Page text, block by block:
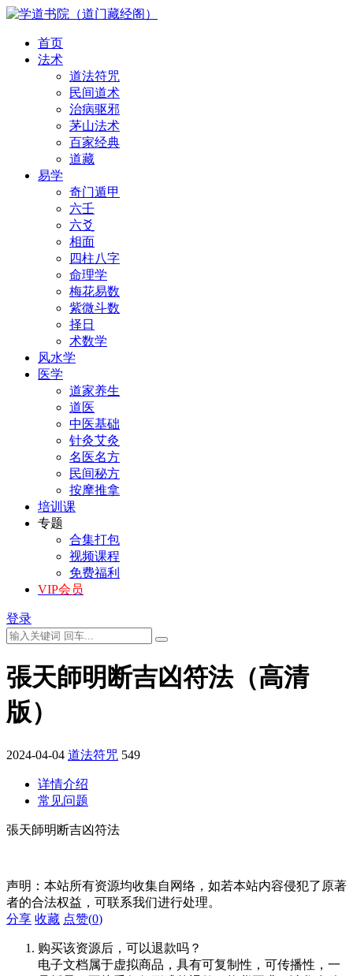
首页
法术
道法符咒
民间道术
治病驱邪
茅山法术
百家经典
道藏
易学
奇门遁甲
六壬
六爻
相面
四柱八字
命理学
梅花易数
紫微斗数
择日
术数学
风水学
医学
道家养生
道医
中医基础
针灸艾灸
名医名方
民间秘方
按摩推拿
培训课
专题
合集打包
视频课程
免费福利
VIP会员
登录
張天師明断吉凶符法（高清
版）
2024-04-04 道法符咒 549
详情介绍
常见问题
張天師明断吉凶符法
声明：本站所有资源均收集自网络，如若本站内容侵犯了原著
者的合法权益，可联系我们进行处理。
分享 收藏 点赞(0)
购买该资源后，可以退款吗？
电子文档属于虚拟商品，具有可复制性，可传播性，一